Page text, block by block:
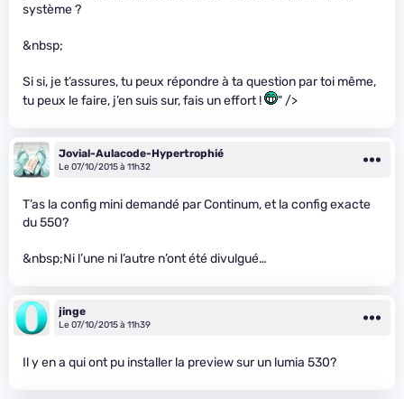
système ?
&nbsp;
Si si, je t’assures, tu peux répondre à ta question par toi même,
tu peux le faire, j’en suis sur, fais un effort !
" />
Jovial-Aulacode-Hypertrophié
Le 07/10/2015 à 11h32
T’as la config mini demandé par Continum, et la config exacte
du 550?
&nbsp;Ni l’une ni l’autre n’ont été divulgué…
jinge
Le 07/10/2015 à 11h39
Il y en a qui ont pu installer la preview sur un lumia 530?